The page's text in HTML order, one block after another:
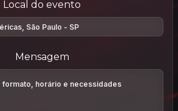
Local do evento
Mensagem